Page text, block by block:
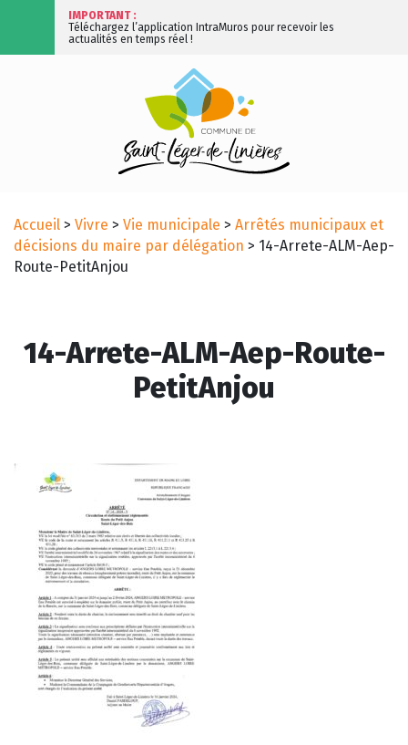
IMPORTANT :
Téléchargez l’application IntraMuros pour recevoir les
actualités en temps réel !
Accueil > Vivre > Vie municipale > Arrêtés municipaux et
décisions du maire par délégation > 14-Arrete-ALM-Aep-
Route-PetitAnjou
14-Arrete-ALM-Aep-Route-
PetitAnjou